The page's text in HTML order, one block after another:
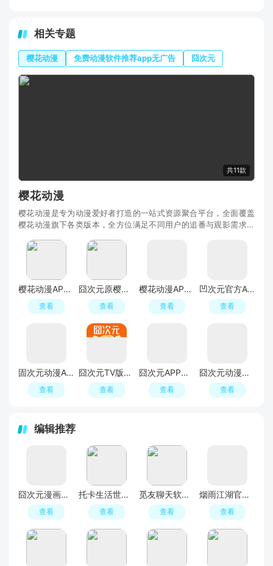
相关专题
樱花动漫 免费动漫软件推荐app无广告 囧次元
共11款
樱花动漫
樱花动漫是专为动漫爱好者打造的一站式资源聚合平台，全面覆盖
樱花动漫旗下各类版本，全方位满足不同用户的追番与观影需求。
樱花动漫APP最新版本(囧次元)
查看
囧次元原樱花官方入口
查看
樱花动漫APP最新版本(囧次元)
查看
凹次元官方APP正版(囧次元)
查看
固次元动漫APP官方正版2026(囧次元)
查看
囧次元TV版本电视端安装包
查看
囧次元APP手机版官方免费版
查看
囧次元动漫官方入口最新版2026
查看
编辑推荐
囧次元漫画软件
查看
托卡生活世界2026最新版本(Toca World)
查看
觅友聊天软件最新版
查看
烟雨江湖官方正版
查看